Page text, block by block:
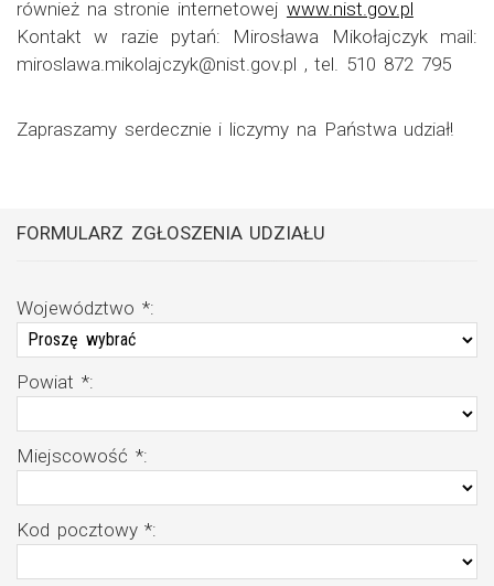
również na stronie internetowej www.nist.gov.pl
Kontakt w razie pytań: Mirosława Mikołajczyk mail:
miroslawa.mikolajczyk@nist.gov.pl , tel. 510 872 795
Zapraszamy serdecznie i liczymy na Państwa udział!
FORMULARZ ZGŁOSZENIA UDZIAŁU
Województwo *:
Powiat *:
Miejscowość *:
Kod pocztowy *: